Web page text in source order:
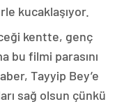
kucaklaşıyor.
kentte, genç
bu filmi parasını
Tayyip Bey’e
sağ olsun çünkü